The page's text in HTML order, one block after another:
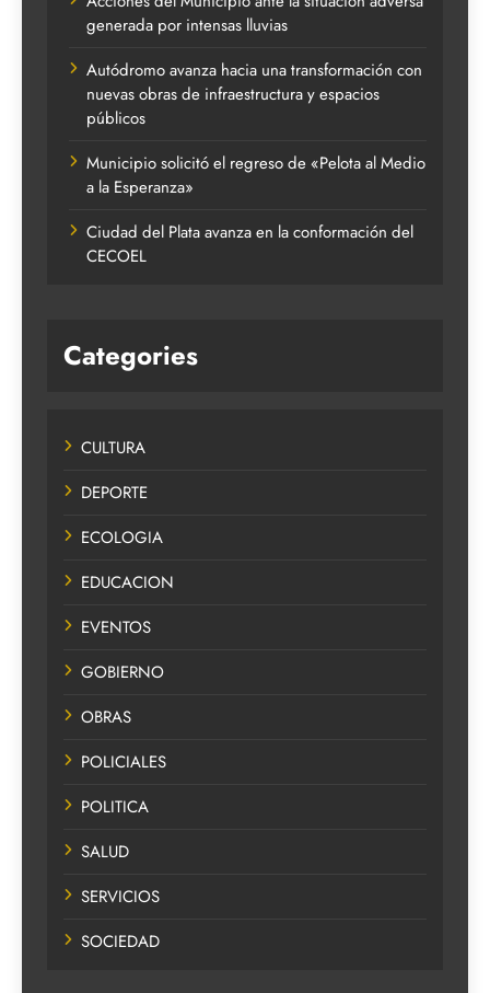
generada por intensas lluvias
Autódromo avanza hacia una transformación con
nuevas obras de infraestructura y espacios
públicos
Municipio solicitó el regreso de «Pelota al Medio
a la Esperanza»
Ciudad del Plata avanza en la conformación del
CECOEL
Categories
CULTURA
DEPORTE
ECOLOGIA
EDUCACION
EVENTOS
GOBIERNO
OBRAS
POLICIALES
POLITICA
SALUD
SERVICIOS
SOCIEDAD